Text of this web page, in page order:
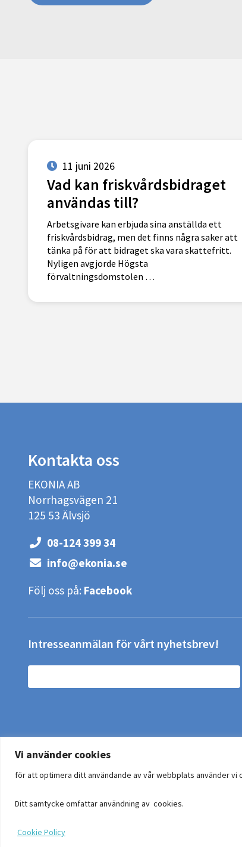
Vi använder cookies
för att optimera ditt användande av vår webbplats använder vi
Ditt samtycke omfattar användning av cookies.
Cookie Policy
11 juni 2026
Vad kan friskvårdsbidraget
användas till?
Arbetsgivare kan erbjuda sina anställda ett
friskvårdsbidrag, men det finns några saker att
tänka på för att bidraget ska vara skattefritt.
Nyligen avgjorde Högsta
förvaltningsdomstolen …
Kontakta oss
EKONIA AB
Norrhagsvägen 21
125 53 Älvsjö
08-124 399 34
info@ekonia.se
Följ oss på: Facebook
Intresseanmälan för vårt nyhetsbrev!